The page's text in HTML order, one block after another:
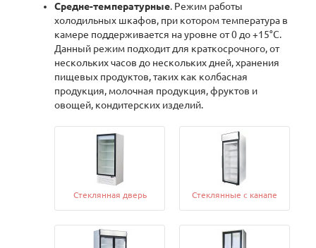
Средне-температурные. Режим работы
холодильных шкафов, при котором температура в
камере поддерживается на уровне от 0 до +15°С.
Данный режим подходит для краткосрочного, от
нескольких часов до нескольких дней, хранения
пищевых продуктов, таких как колбасная
продукция, молочная продукция, фруктов и
овощей, кондитерских изделий.
Стеклянная дверь Стеклянные с канапе